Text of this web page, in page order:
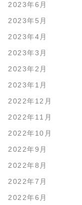
2023年6月
2023年5月
2023年4月
2023年3月
2023年2月
2023年1月
2022年12月
2022年11月
2022年10月
2022年9月
2022年8月
2022年7月
2022年6月